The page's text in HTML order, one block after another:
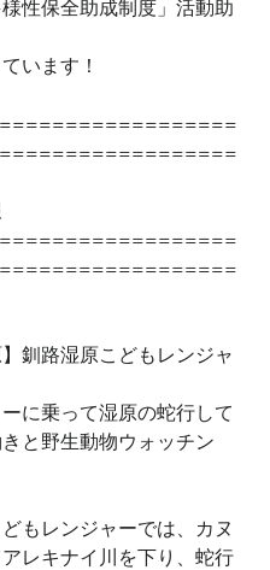
性保全助成制度」活動助
います！
】釧路湿原こどもレンジャ
ーに乗って湿原の蛇行して
と野生動物ウォッチン
もレンジャーでは、カヌ
レキナイ川を下り、蛇行